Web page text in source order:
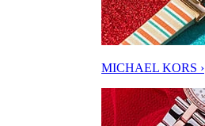
MICHAEL KORS ›